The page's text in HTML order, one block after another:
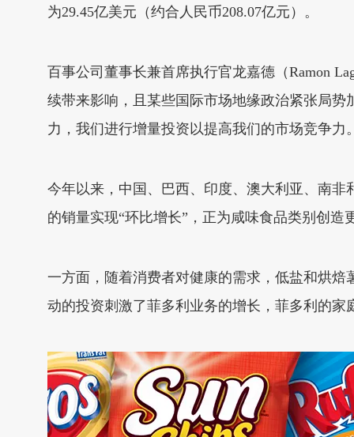
为29.45亿美元（约合人民币208.07亿元）。
百事公司董事长兼首席执行官龙嘉德（Ramon
续带来影响，且某些国际市场地缘政治紧张局
力，我们进行增量投资以提高我们的市场竞争力
今年以来，中国、巴西、印度、澳⼤利亚、南
的销量实现“环比增长”，正为咸味食品类别创造
一方面，随着消费者对健康的需求，低盐和烘焙
动的投资刺激了菲多利业务的增长，菲多利的家